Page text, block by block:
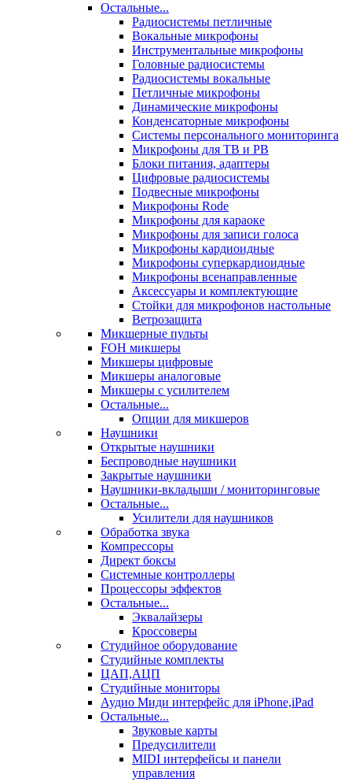
Остальные...
Радиосистемы петличные
Вокальные микрофоны
Инструментальные микрофоны
Головные радиосистемы
Радиосистемы вокальные
Петличные микрофоны
Динамические микрофоны
Конденсаторные микрофоны
Системы персонального мониторинга
Микрофоны для ТВ и РВ
Блоки питания, адаптеры
Цифровые радиосистемы
Подвесные микрофоны
Микрофоны Rode
Микрофоны для караоке
Микрофоны для записи голоса
Микрофоны кардиоидные
Микрофоны суперкардиоидные
Микрофоны всенаправленные
Аксессуары и комплектующие
Стойки для микрофонов настольные
Ветрозащита
Микшерные пульты
FOH микшеры
Микшеры цифровые
Микшеры аналоговые
Микшеры с усилителем
Остальные...
Опции для микшеров
Наушники
Открытые наушники
Беспроводные наушники
Закрытые наушники
Наушники-вкладыши / мониторинговые
Остальные...
Усилители для наушников
Обработка звука
Компрессоры
Директ боксы
Системные контроллеры
Процессоры эффектов
Остальные...
Эквалайзеры
Кроссоверы
Студийное оборудование
Студийные комплекты
ЦАП,АЦП
Студийные мониторы
Аудио Миди интерфейс для iPhone,iPad
Остальные...
Звуковые карты
Предусилители
MIDI интерфейсы и панели
управления